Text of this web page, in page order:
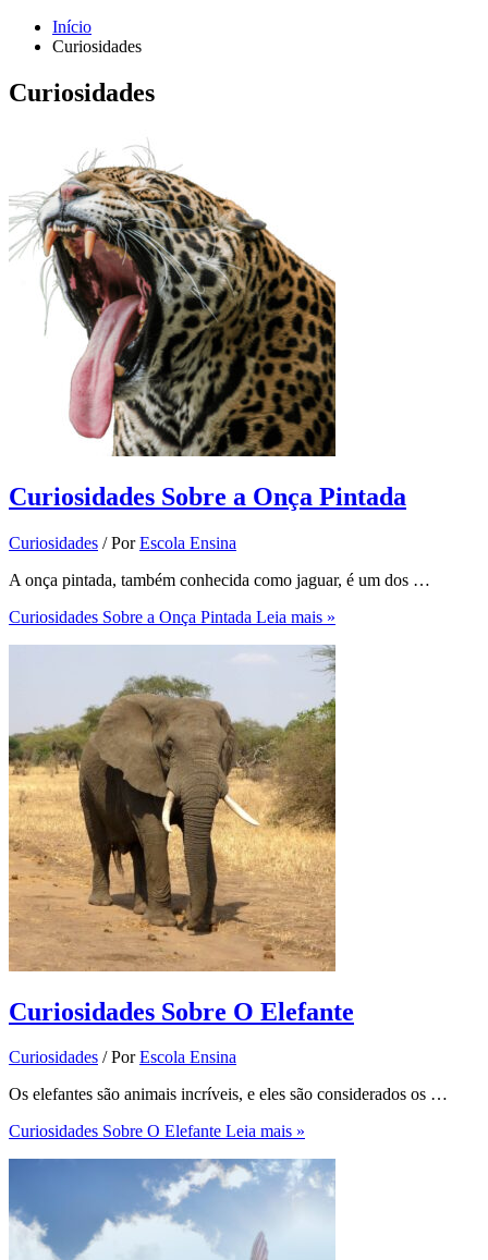
Início
Curiosidades
Curiosidades
Curiosidades Sobre a Onça Pintada
Curiosidades / PorEscola Ensina
A onça pintada, também conhecida como jaguar, é um dos …
Curiosidades Sobre a Onça Pintada Leia mais »
Curiosidades Sobre O Elefante
Curiosidades / PorEscola Ensina
Os elefantes são animais incríveis, e eles são considerados os …
Curiosidades Sobre O Elefante Leia mais »